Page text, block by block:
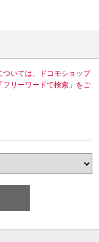
ついては、ドコモショップ
リーワードで検索」をご